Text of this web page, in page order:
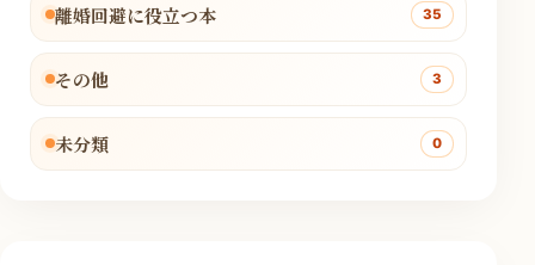
離婚回避に役立つ本 35
その他 3
未分類 0